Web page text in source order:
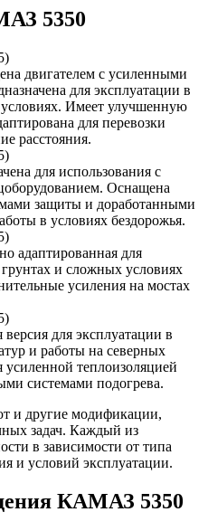
5350
двигателем с усиленными
для эксплуатации в
Имеет улучшенную
для перевозки
расстояния.
для использования с
Оснащена
защиты и доработанными
в условиях бездорожья.
адаптированная для
и сложных условиях
усиления на мостах
для эксплуатации в
и работы на северных
усиленной теплоизоляцией
системами подогрева.
и другие модификации,
задач. Каждый из
в зависимости от типа
и условий эксплуатации.
КАМАЗ 5350